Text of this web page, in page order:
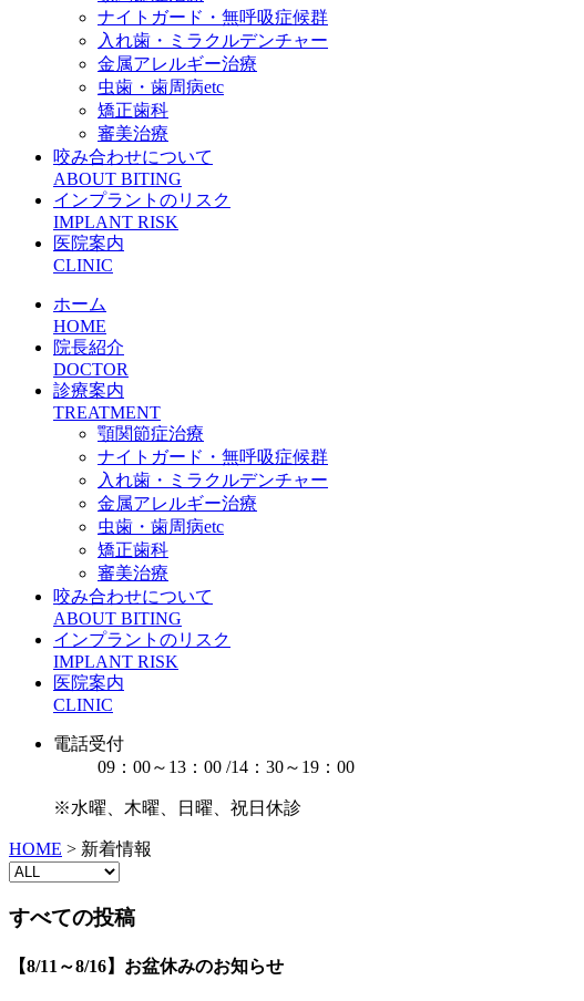
ナイトガード・無呼吸症候群
入れ歯・ミラクルデンチャー
金属アレルギー治療
虫歯・歯周病etc
矯正歯科
審美治療
咬み合わせについて
ABOUT BITING
インプラントのリスク
IMPLANT RISK
医院案内
CLINIC
ホーム
HOME
院長紹介
DOCTOR
診療案内
TREATMENT
顎関節症治療
ナイトガード・無呼吸症候群
入れ歯・ミラクルデンチャー
金属アレルギー治療
虫歯・歯周病etc
矯正歯科
審美治療
咬み合わせについて
ABOUT BITING
インプラントのリスク
IMPLANT RISK
医院案内
CLINIC
電話受付
09：00～13：00 /14：30～19：00
※水曜、木曜、日曜、祝日休診
HOME > 新着情報
すべての投稿
【8/11～8/16】お盆休みのお知らせ